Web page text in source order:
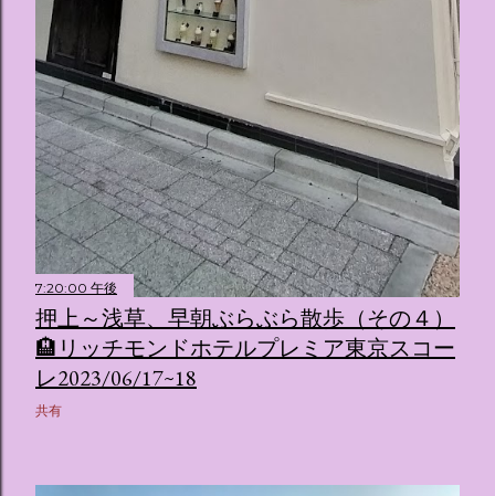
7:20:00 午後
押上～浅草、早朝ぶらぶら散歩（その４）
🏨リッチモンドホテルプレミア東京スコー
レ2023/06/17~18
共有